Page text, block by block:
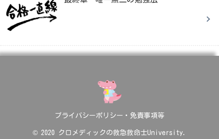
プライバシーポリシー・免責事項等
© 2020 クロメディックの救急救命士University.